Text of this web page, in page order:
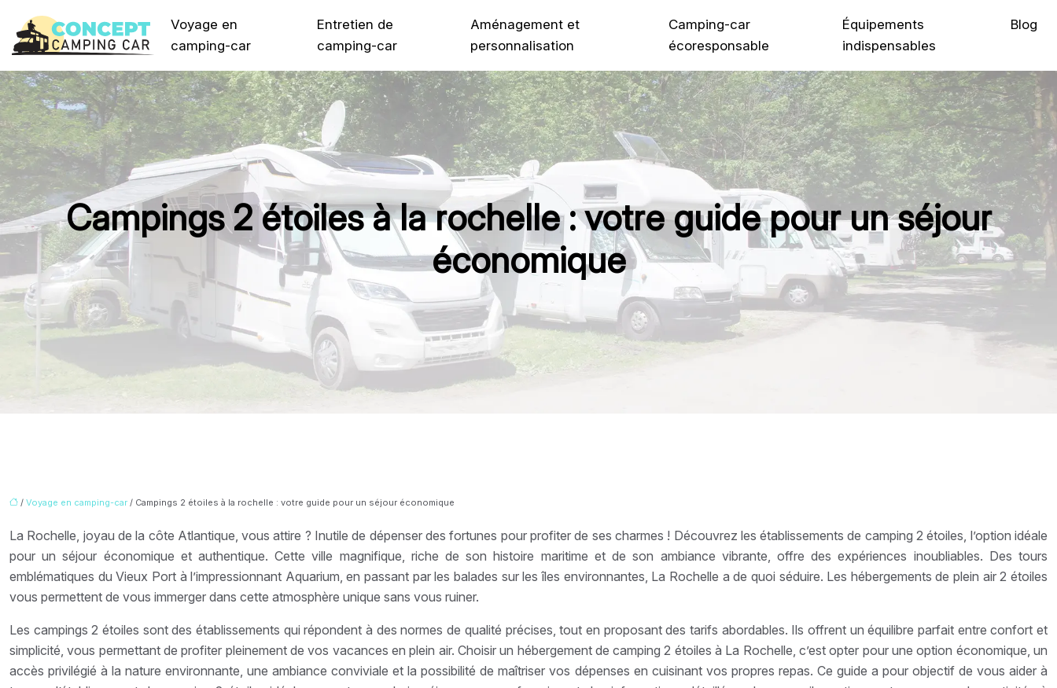
Voyage en
camping-car
Entretien de
camping-car
Aménagement et
personnalisation
Camping-car
écoresponsable
Équipements
indispensables
Blog
Campings 2 étoiles à la rochelle : votre guide pour un séjour
économique
/ Voyage en camping-car / Campings 2 étoiles à la rochelle : votre guide pour un séjour économique
La Rochelle, joyau de la côte Atlantique, vous attire ? Inutile de dépenser des fortunes pour profiter de ses charmes ! Découvrez les établissements de camping 2 étoiles, l’option idéale
pour un séjour économique et authentique. Cette ville magnifique, riche de son histoire maritime et de son ambiance vibrante, offre des expériences inoubliables. Des tours
emblématiques du Vieux Port à l’impressionnant Aquarium, en passant par les balades sur les îles environnantes, La Rochelle a de quoi séduire. Les hébergements de plein air 2 étoiles
vous permettent de vous immerger dans cette atmosphère unique sans vous ruiner.
Les campings 2 étoiles sont des établissements qui répondent à des normes de qualité précises, tout en proposant des tarifs abordables. Ils offrent un équilibre parfait entre confort et
simplicité, vous permettant de profiter pleinement de vos vacances en plein air. Choisir un hébergement de camping 2 étoiles à La Rochelle, c’est opter pour une option économique, un
accès privilégié à la nature environnante, une ambiance conviviale et la possibilité de maîtriser vos dépenses en cuisinant vos propres repas. Ce guide a pour objectif de vous aider à